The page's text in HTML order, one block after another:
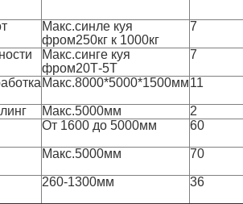
Макс.синле куя
фром250кг к 1000кг
7
Макс.синге куя
фром20Т-5Т
7
Макс.8000*5000*1500мм11
Макс.5000мм
2
От 1600 до 5000мм 60
Макс.5000мм 70
260-1300мм 36